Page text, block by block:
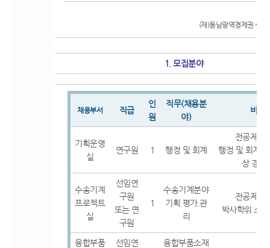
(재)동남광역경제권 선
1. 모집분야
채용부서 직급
인
원
직무(채용분
야)
비고
기획운영
실
연구원 1 행정 및 회계
전공제한
행정 및 회계
상 경력
수송기계
프로젝트
실
선임연
구원
또는 연
구원
1
수송기계분야
기획.평가.관
리
전공제한
박사학위 소
융합부품
선임연
융합부품소재